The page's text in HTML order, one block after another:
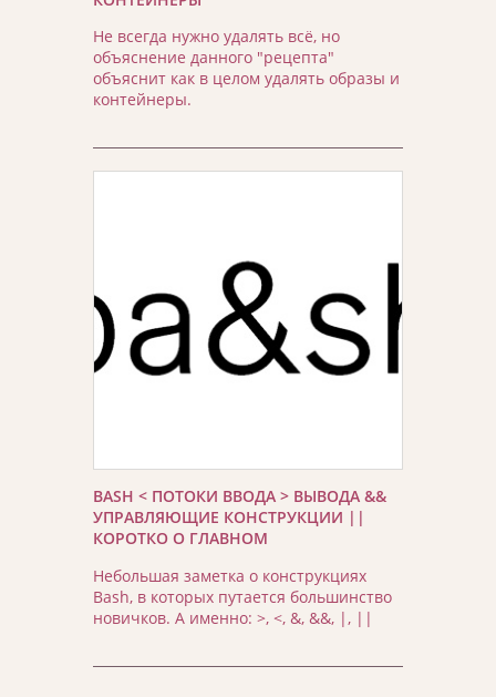
Не всегда нужно удалять всё, но
объяснение данного "рецепта"
объяснит как в целом удалять образы и
контейнеры.
BASH < ПОТОКИ ВВОДА > ВЫВОДА &&
УПРАВЛЯЮЩИЕ КОНСТРУКЦИИ ||
КОРОТКО О ГЛАВНОМ
Небольшая заметка о конструкциях
Bash, в которых путается большинство
новичков. А именно: >, <, &, &&, |, ||